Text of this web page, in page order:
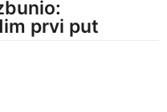
prvi put